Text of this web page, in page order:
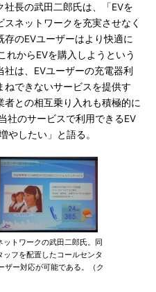
長の武田二郎氏は、「EVを
ネットワークを充実させなく
のEVユーザーはより快適に
れからEVを購入しようという
は、EVユーザーの充電器利
ねできないサービスを提供す
との相互乗り入れも積極的に
社のサービスで利用できるEV
やしたい」と語る。
トワークの武田二郎氏。同
フを配置したコールセンタ
ー対応が可能である。（ク